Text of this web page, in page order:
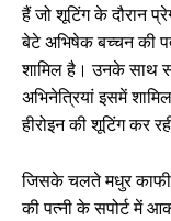
हैं जो शूटिंग के दौरान
बेटे अभिषेक बच्चन की
शामिल है। उनके साथ
अभिनेत्रियां इसमें
हीरोइन की शूटिंग कर
जिसके चलते मधुर
की पत्नी के सपोर्ट में